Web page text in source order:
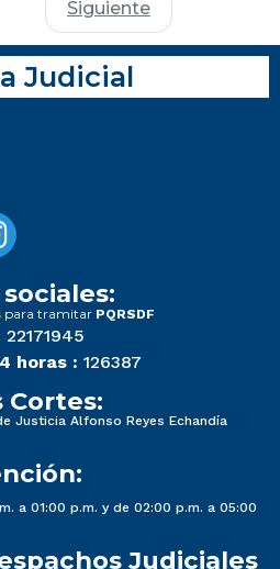
Siguiente
Judicial
para tramitar PQRSDF
22171945
horas : 126387
Cortes:
Justicia Alfonso Reyes Echandía
a 01:00 p.m. y de 02:00 p.m. a 05:00
Judiciales